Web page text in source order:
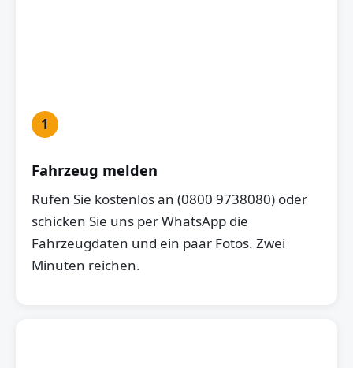
1
Fahrzeug melden
Rufen Sie kostenlos an (0800 9738080) oder
schicken Sie uns per WhatsApp die
Fahrzeugdaten und ein paar Fotos. Zwei
Minuten reichen.